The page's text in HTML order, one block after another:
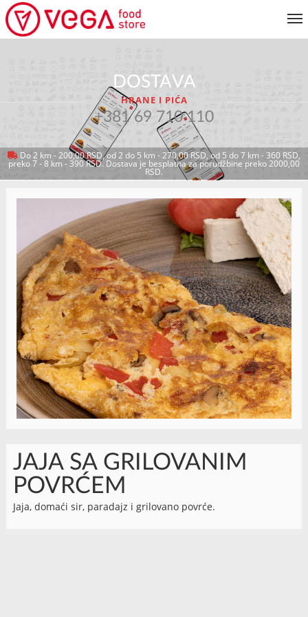
KORISNIČKI SERVISDOSTAVA
HRANE I PIĆA
+381 69 710 110
Do 2 km - 200,00 RSD, od 2 do 5 km - 270,00 RSD, od 5 do 7 km - 360 RSD,
preko 7 - 8 km - 390 RSD. Dostava je besplatna za porudžbine preko 2000,00
RSD.
VRATI SE NA JELOVNIK
JAJA SA GRILOVANIM
POVRĆEM
Jaja, domaći sir, paradajz i grilovano povrće.